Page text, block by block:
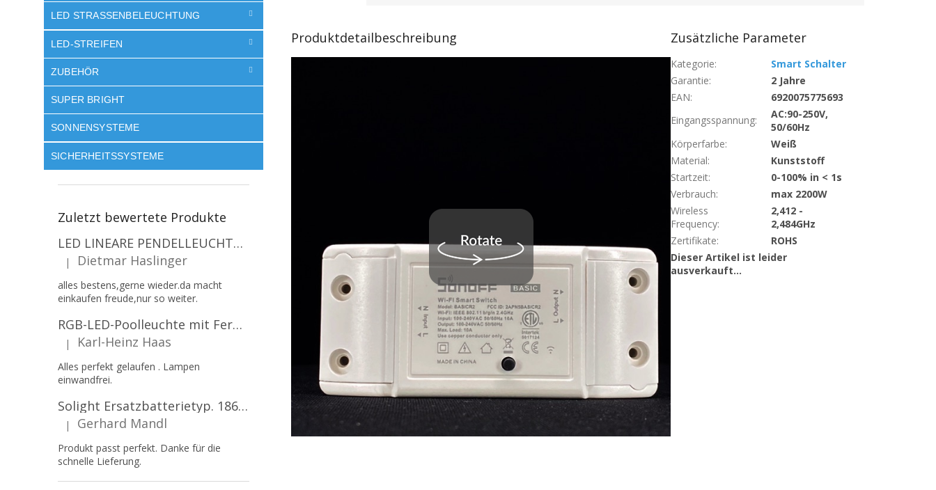
LED STRASSENBELEUCHTUNG
LED-STREIFEN
ZUBEHÖR
SUPER BRIGHT
SONNENSYSTEME
SICHERHEITSSYSTEME
Zuletzt bewertete Produkte
LED LINEARE PENDELLEUCHTE EXECULINE 120CM, 30W, 3750LM, 96°, 4000K, IP20, WEISS [207806]
Die Produktbewertung beträgt 5 von 5 Sternen.
| Dietmar Haslinger
alles bestens,gerne wieder.da macht
einkaufen freude,nur so weiter.
RGB-LED-Poolleuchte mit Fernbedienung, 12W, 1260lm, PAR56, 12V, 1+1 gratis!
Die Produktbewertung beträgt 5 von 5 Sternen.
| Karl-Heinz Haas
Alles perfekt gelaufen . Lampen
einwandfrei.
Solight Ersatzbatterietyp. 18650, 3,7 V, Li-Ion, 2200 mAh [WN900]
Die Produktbewertung beträgt 5 von 5 Sternen.
| Gerhard Mandl
Produkt passt perfekt. Danke für die
schnelle Lieferung.
Produktdetailbeschreibung Zusätzliche Parameter
Kategorie:
Smart Schalter
Garantie:
2 Jahre
EAN:
6920075775693
Eingangsspannung:
AC:90-250V,
50/60Hz
Körperfarbe:
Weiß
Material:
Kunststoff
Startzeit:
0-100% in < 1s
Verbrauch:
max 2200W
Wireless
Frequency:
2,412 -
2,484GHz
Zertifikate:
ROHS
Dieser Artikel ist leider
ausverkauft…